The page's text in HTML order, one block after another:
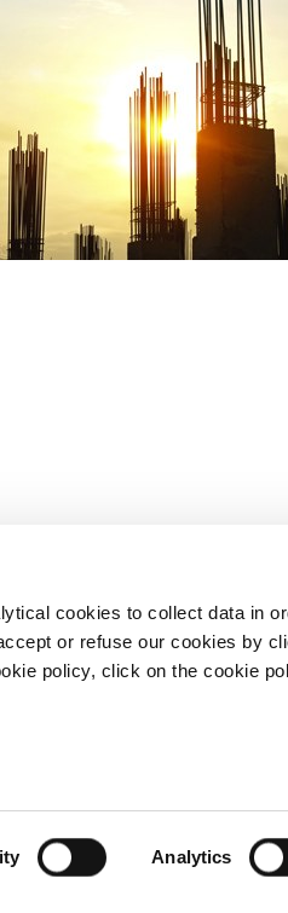
cookies to collect data in
or refuse our cookies by
policy, click on the cookie
Analytics